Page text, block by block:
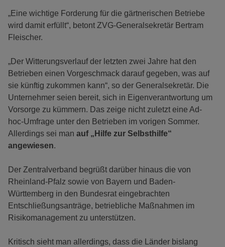
„Eine wichtige Forderung für die gärtnerischen Betriebe
wird damit erfüllt“, betont ZVG-Generalsekretär Bertram
Fleischer.
„Der Witterungsverlauf der letzten zwei Jahre hat den
Betrieben einen Vorgeschmack darauf gegeben, was auf
sie künftig zukommen kann“, so der Generalsekretär. Die
Unternehmer seien bereit, sich in Eigenverantwortung um
Vorsorge zu kümmern. Das zeige nicht zuletzt eine Ad-
hoc-Umfrage unter den Betrieben im vorigen Sommer.
Allerdings sei man auf „Hilfe zur Selbsthilfe“
angewiesen.
Der Zentralverband begrüßt darüber hinaus die von
Rheinland-Pfalz sowie von Bayern und Baden-
Württemberg in den Bundesrat eingebrachten
Entschließungsanträge, betriebliche Maßnahmen im
Risikomanagement zu unterstützen.
Kritisch sieht man allerdings, dass die Länder bislang